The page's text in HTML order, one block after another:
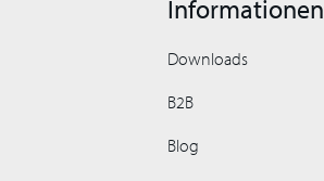
Informationen
Downloads
B2B
Blog